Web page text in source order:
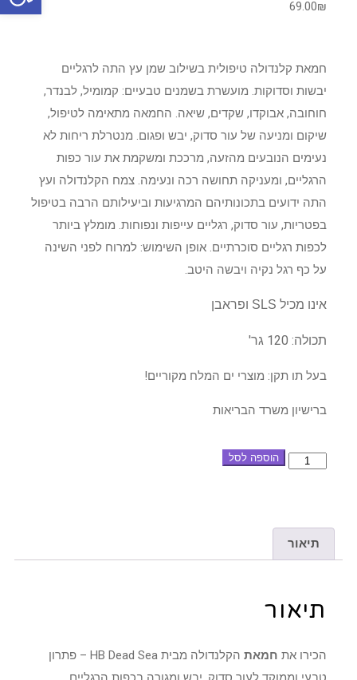
69.00₪
חמאת קלנדולה טיפולית בשילוב שמן עץ התה לרגליים
יבשות וסדוקות. מועשרת בשמנים טבעיים: קמומיל, לבנדר,
חוחובה, אבוקדו, שקדים, שיאה. החמאה מתאימה לטיפול,
שיקום ומניעה של עור סדוק, יבש ופגום. מנטרלת ריחות לא
נעימים הנובעים מהזעה, מרככת ומשקמת את עור כפות
הרגליים, ומעניקה תחושה רכה ונעימה. צמח הקלנדולה ועץ
התה ידועים בתכונותיהם המרגיעות וביעילותם הרבה בטיפול
בפטריות, עור סדוק, רגליים עייפות ונפוחות. מומלץ ביותר
לכפות רגליים סוכרתיים. אופן השימוש: למרוח לפני השינה
על כף רגל נקיה ויבשה היטב.
אינו מכיל SLS ופראבן
תכולה: 120 גר'
בעל תו תקן: מוצרי ים המלח מקוריים!
ברישיון משרד הבריאות
הוספה לסל
תיאור
תיאור
הכירו את חמאת
הקלנדולה מבית HB Dead Sea – פתרון